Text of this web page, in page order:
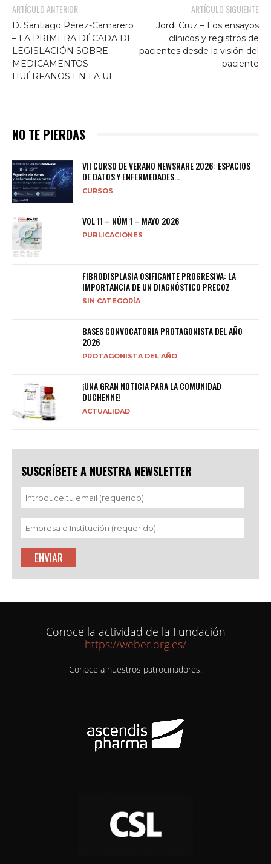
ARTÍCULO ANTERIOR
D. Santiago Pérez-Camarero
– LA PRIMERA DÉCADA DE
LEGISLACIÓN SOBRE
MEDICAMENTOS
HUÉRFANOS EN LA UE
ARTÍCULO SIGUIENTE
Jordi Cruz – Los ensayos
clínicos y registros de
pacientes desde la visión del
paciente
NO TE PIERDAS
VII CURSO DE VERANO NEWSRARE 2026: ESPACIOS
DE DATOS Y ENFERMEDADES...
CURSOS
VOL 11 – NÚM 1 – MAYO 2026
PUBLICACIONES
FIBRODISPLASIA OSIFICANTE PROGRESIVA: LA
IMPORTANCIA DE UN DIAGNÓSTICO PRECOZ
SIN CATEGORÍA
BASES CONVOCATORIA PROTAGONISTA DEL AÑO
2026
PROTAGONISTA DEL AÑO
¡UNA GRAN NOTICIA PARA LA COMUNIDAD
DUCHENNE!
ACTUALIDAD
SUSCRÍBETE A NUESTRA NEWSLETTER
Conoce la actividad de la Fundación
https://weber.org.es/
Conoce a nuestros patrocinadores: